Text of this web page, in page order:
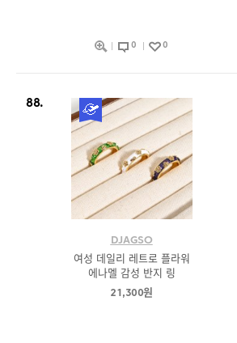
0 0
88.
DJAGSO
여성 데일리 레트로 플라워
에나멜 감성 반지 링
21,300원